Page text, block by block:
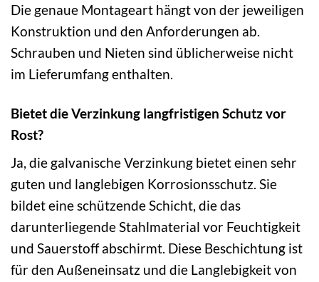
Die genaue Montageart hängt von der jeweiligen
Konstruktion und den Anforderungen ab.
Schrauben und Nieten sind üblicherweise nicht
im Lieferumfang enthalten.
Bietet die Verzinkung langfristigen Schutz vor
Rost?
Ja, die galvanische Verzinkung bietet einen sehr
guten und langlebigen Korrosionsschutz. Sie
bildet eine schützende Schicht, die das
darunterliegende Stahlmaterial vor Feuchtigkeit
und Sauerstoff abschirmt. Diese Beschichtung ist
für den Außeneinsatz und die Langlebigkeit von